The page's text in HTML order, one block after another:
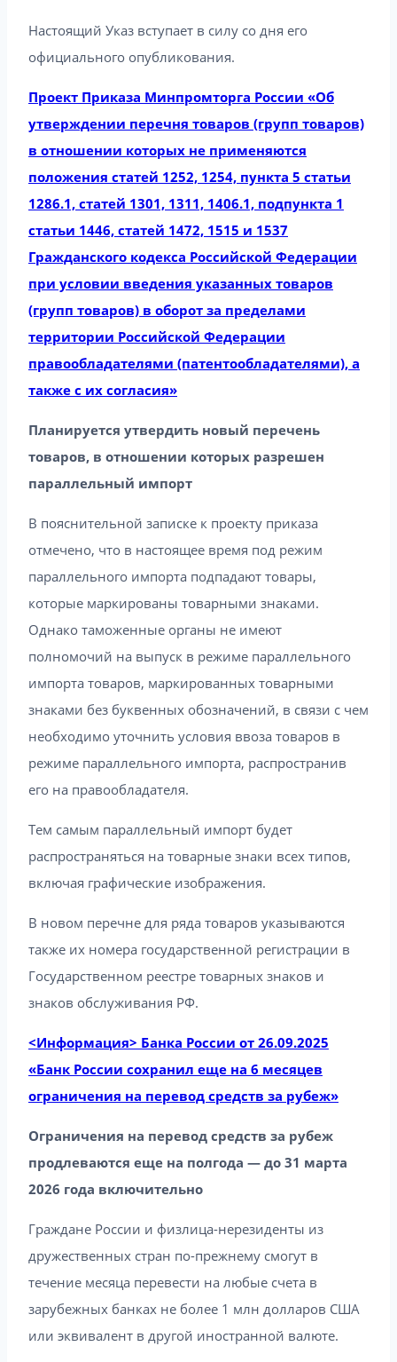
Настоящий Указ вступает в силу со дня его
официального опубликования.
Проект Приказа Минпромторга России «Об
утверждении перечня товаров (групп товаров)
в отношении которых не применяются
положения статей 1252, 1254, пункта 5 статьи
1286.1, статей 1301, 1311, 1406.1, подпункта 1
статьи 1446, статей 1472, 1515 и 1537
Гражданского кодекса Российской Федерации
при условии введения указанных товаров
(групп товаров) в оборот за пределами
территории Российской Федерации
правообладателями (патентообладателями), а
также с их согласия»
Планируется утвердить новый перечень
товаров, в отношении которых разрешен
параллельный импорт
В пояснительной записке к проекту приказа
отмечено, что в настоящее время под режим
параллельного импорта подпадают товары,
которые маркированы товарными знаками.
Однако таможенные органы не имеют
полномочий на выпуск в режиме параллельного
импорта товаров, маркированных товарными
знаками без буквенных обозначений, в связи с чем
необходимо уточнить условия ввоза товаров в
режиме параллельного импорта, распространив
его на правообладателя.
Тем самым параллельный импорт будет
распространяться на товарные знаки всех типов,
включая графические изображения.
В новом перечне для ряда товаров указываются
также их номера государственной регистрации в
Государственном реестре товарных знаков и
знаков обслуживания РФ.
<Информация> Банка России от 26.09.2025
«Банк России сохранил еще на 6 месяцев
ограничения на перевод средств за рубеж»
Ограничения на перевод средств за рубеж
продлеваются еще на полгода — до 31 марта
2026 года включительно
Граждане России и физлица-нерезиденты из
дружественных стран по-прежнему смогут в
течение месяца перевести на любые счета в
зарубежных банках не более 1 млн долларов США
или эквивалент в другой иностранной валюте.